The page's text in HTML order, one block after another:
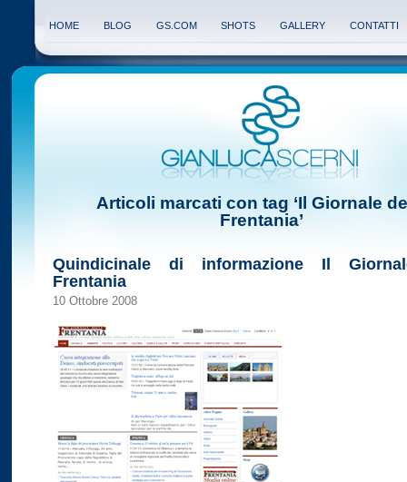
HOME BLOG GS.COM SHOTS GALLERY CONTATTI
Articoli marcati con tag ‘Il Giornale
Frentania’
Quindicinale di informazione Il
Frentania
10 Ottobre 2008